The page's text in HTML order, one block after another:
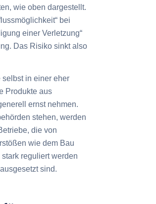
wie oben dargestellt.
bei
einer Verletzung“
Das Risiko sinkt also
in einer eher
Produkte aus
ernst nehmen.
stehen, werden
die von
wie dem Bau
reguliert werden
sind.